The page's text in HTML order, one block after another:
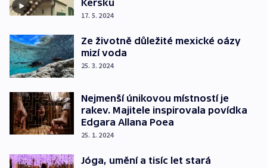
Kersku
17. 5. 2024
Ze životně důležité mexické oázy
mizí voda
25. 3. 2024
Nejmenší únikovou místností je
rakev. Majitele inspirovala povídka
Edgara Allana Poea
25. 1. 2024
Jóga, umění a tisíc let stará